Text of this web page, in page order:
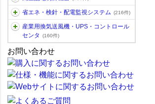
省エネ・検針・配電監視システム (216件)
産業用換気送風機・UPS・コントロール
センタ
(160件)
お問い合わせ